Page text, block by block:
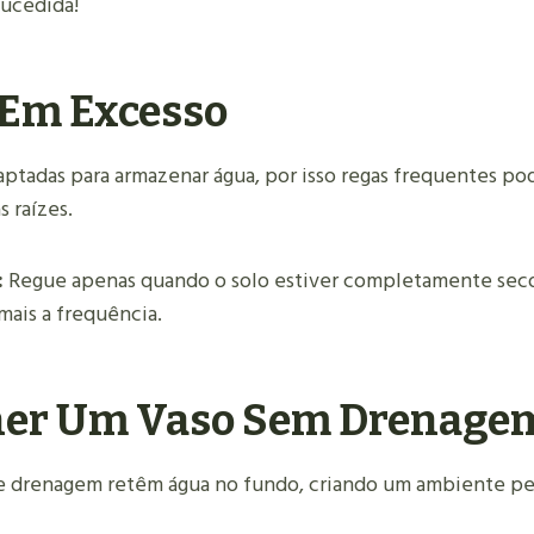
Excesso
para armazenar água, por isso regas frequentes
raízes.
Regue apenas quando o solo estiver completamente
a frequência.
Um Vaso Sem
drenagem retêm água no fundo, criando um ambiente